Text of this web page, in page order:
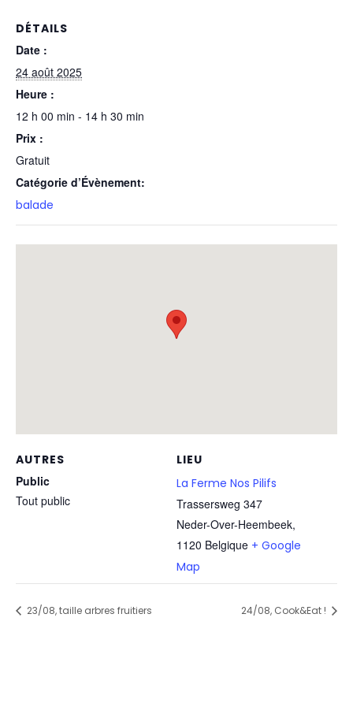
DÉTAILS
Date :
24 août 2025
Heure :
12 h 00 min - 14 h 30 min
Prix :
Gratuit
Catégorie d’Évènement:
balade
LIEU
La Ferme Nos Pilifs
Trassersweg 347
Neder-Over-Heembeek,
1120 Belgique + Google
Map
AUTRES
Public
Tout public
23/08, taille arbres fruitiers 24/08, Cook&Eat !